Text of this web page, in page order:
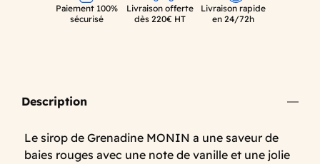
Paiement 100%
sécurisé
Livraison offerte
dès 220€ HT
Livraison rapide
en 24/72h
Description
Le sirop de Grenadine MONIN a une saveur de
baies rouges avec une note de vanille et une jolie